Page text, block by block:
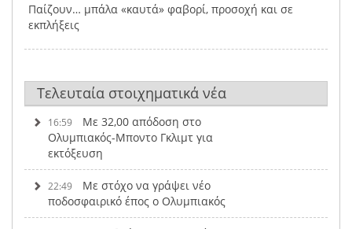
Παίζουν… μπάλα «καυτά» φαβορί, προσοχή και σε
εκπλήξεις
Τελευταία στοιχηματικά νέα
16:59
Με 32,00 απόδοση στο
Ολυμπιακός-Μποντο Γκλιμτ για
εκτόξευση
22:49
Με στόχο να γράψει νέο
ποδοσφαιρικό έπος ο Ολυμπιακός